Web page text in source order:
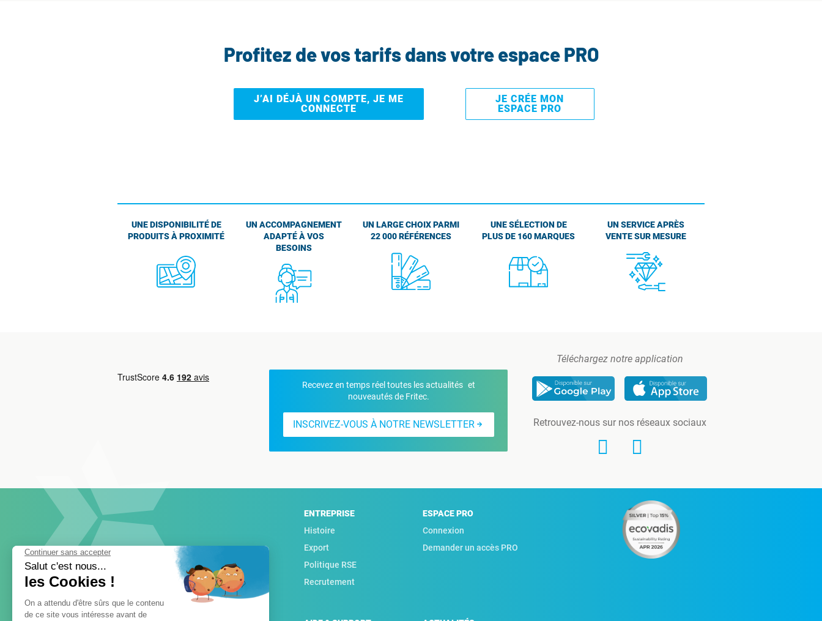
Profitez de vos tarifs dans votre espace PRO
J’AI DÉJÀ UN COMPTE, JE ME
CONNECTE
JE CRÉE MON
ESPACE PRO
UNE DISPONIBILITÉ DE
PRODUITS À PROXIMITÉ
UN ACCOMPAGNEMENT
ADAPTÉ À VOS
BESOINS
UN LARGE CHOIX PARMI
22 000 RÉFÉRENCES
UNE SÉLECTION DE
PLUS DE 160 MARQUES
UN SERVICE APRÈS
VENTE SUR MESURE
Recevez en temps réel toutes les actualités et
nouveautés de Fritec.
INSCRIVEZ-VOUS À NOTRE NEWSLETTER
Téléchargez notre application
Retrouvez-nous sur nos réseaux sociaux
ENTREPRISE
Histoire
Export
Politique RSE
Recrutement
ESPACE PRO
Connexion
Demander un accès PRO